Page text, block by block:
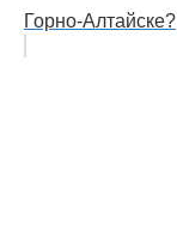
Горно-Алтайске?